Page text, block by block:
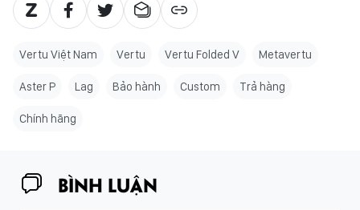
Vertu Việt Nam Vertu Vertu Folded V Metavertu
Aster P Lag Bảo hành Custom Trả hàng
Chính hãng
BÌNH LUẬN